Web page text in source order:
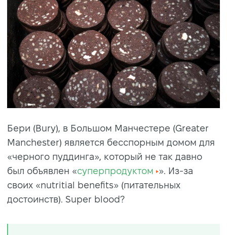
Бери (Bury), в Большом Манчестере (Greater
Manchester) является бесспорным домом для
«черного пуддинга», который не так давно
был объявлен «суперпродуктом
». Из-за
своих «nutritial benefits» (питательных
достоинств). Super blood?